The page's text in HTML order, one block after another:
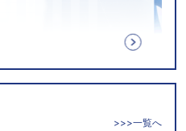
>>>一覧へ